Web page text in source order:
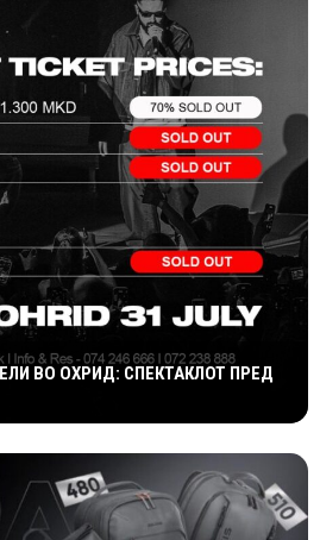
ВО ОХРИД: СПЕКТАКЛОТ ПРЕД